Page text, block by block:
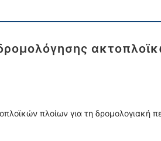
πλοίων για τη δρομολογιακή